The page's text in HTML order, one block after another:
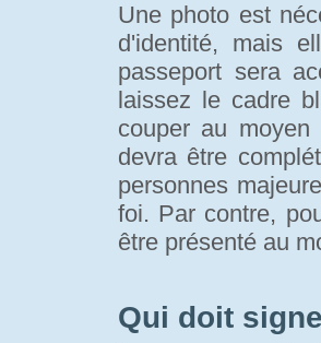
Une photo est
d'identité, mais
passeport sera
laissez le cadre
couper au
devra être
personnes
foi. Par contre,
être présenté au
Qui doit